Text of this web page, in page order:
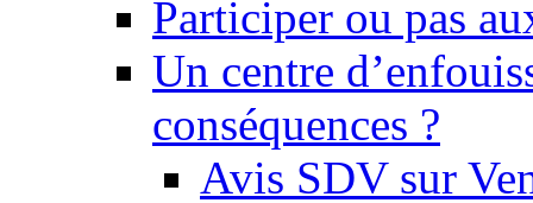
Participer ou pas
Un centre
conséquences ?
Avis SDV sur